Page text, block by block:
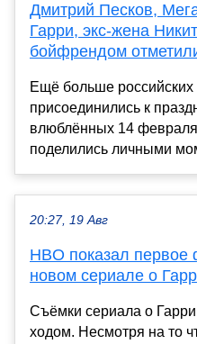
Дмитрий Песков,
Гарри, экс-жена
бойфрендом
Ещё больше российских
присоединились к
влюблённых 14
поделились личными
20:27, 19 Авг
HBO показал первое
новом сериале о
Съёмки сериала о
ходом. Несмотря на то